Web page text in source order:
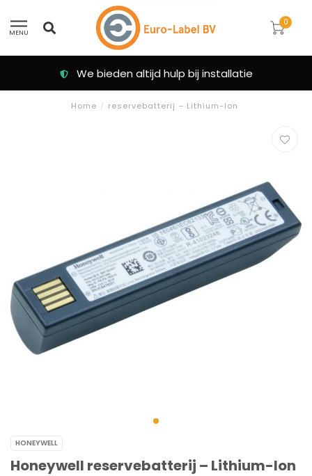
MENU
0
We bieden altijd hulp bij installatie
Home / reservebatterij – Lithium-Ion
HONEYWELL
Honeywell reservebatterij – Lithium-Ion